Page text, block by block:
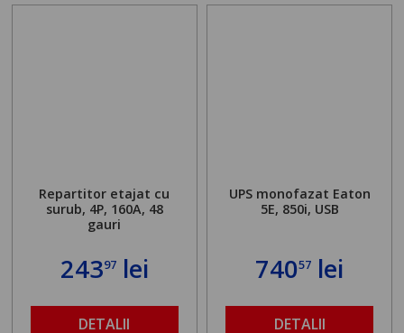
Repartitor etajat cu
surub, 4P, 160A, 48
gauri
24397lei
DETALII
UPS monofazat Eaton
5E, 850i, USB
74057 lei
DETALII